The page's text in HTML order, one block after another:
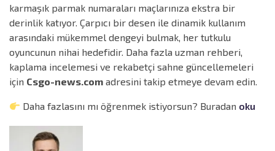
karmaşık parmak numaraları maçlarınıza ekstra bir
derinlik katıyor. Çarpıcı bir desen ile dinamik kullanım
arasındaki mükemmel dengeyi bulmak, her tutkulu
oyuncunun nihai hedefidir. Daha fazla uzman rehberi,
kaplama incelemesi ve rekabetçi sahne güncellemeleri
için Csgo-news.com adresini takip etmeye devam edin.
Daha fazlasını mı öğrenmek istiyorsun? Buradan oku